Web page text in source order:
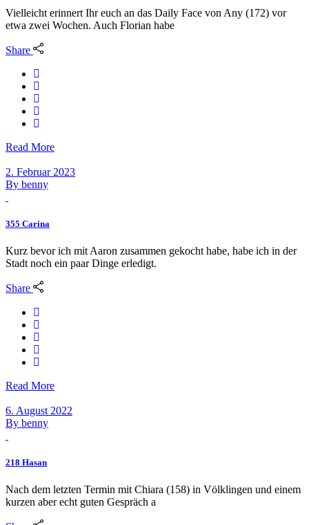
Vielleicht erinnert Ihr euch an das Daily Face von Any (172) vor
etwa zwei Wochen. Auch Florian habe
Share
Read More
2. Februar 2023
By benny
355 Carina
Kurz bevor ich mit Aaron zusammen gekocht habe, habe ich in der
Stadt noch ein paar Dinge erledigt.
Share
Read More
6. August 2022
By benny
218 Hasan
Nach dem letzten Termin mit Chiara (158) in Völklingen und einem
kurzen aber echt guten Gespräch a